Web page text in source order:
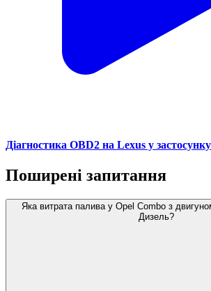
Діагностика OBD2 на Lexus у
Поширені запитання
Яка витрата палива у Opel Combo з
Дизель?